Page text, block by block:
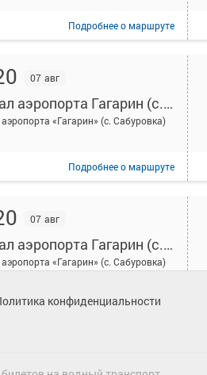
Подробнеео маршруте
07 авг
Причал аэропорта Гагарин (с. Сабуровка)
«Гагарин» (с. Сабуровка)
Подробнеео маршруте
07 авг
Причал аэропорта Гагарин (с. Сабуровка)
«Гагарин» (с. Сабуровка)
Подробнеео маршруте 1.0
конфиденциальности